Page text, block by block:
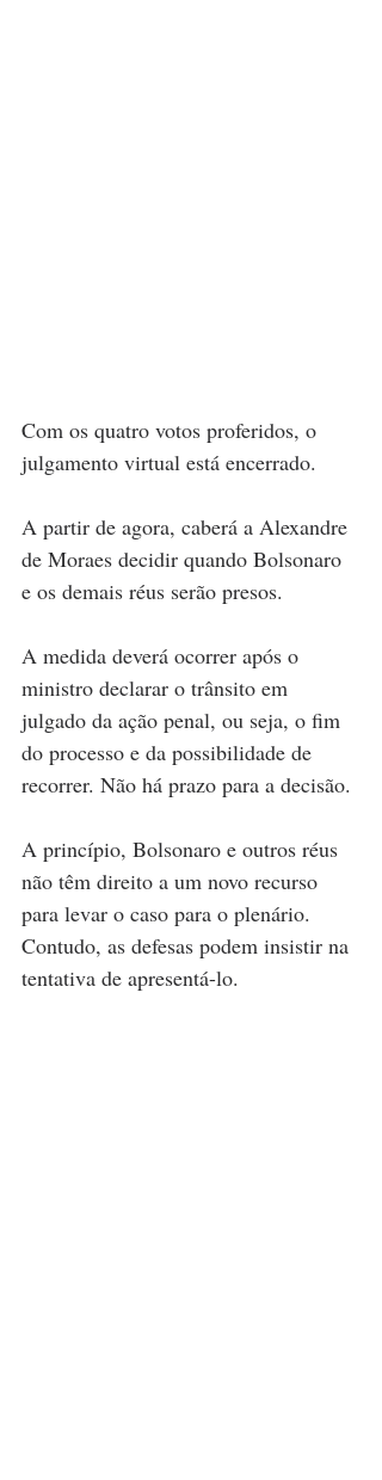
Com os quatro votos proferidos, o
julgamento virtual está encerrado.
A partir de agora, caberá a Alexandre
de Moraes decidir quando Bolsonaro
e os demais réus serão presos.
A medida deverá ocorrer após o
ministro declarar o trânsito em
julgado da ação penal, ou seja, o fim
do processo e da possibilidade de
recorrer. Não há prazo para a decisão.
A princípio, Bolsonaro e outros réus
não têm direito a um novo recurso
para levar o caso para o plenário.
Contudo, as defesas podem insistir na
tentativa de apresentá-lo.